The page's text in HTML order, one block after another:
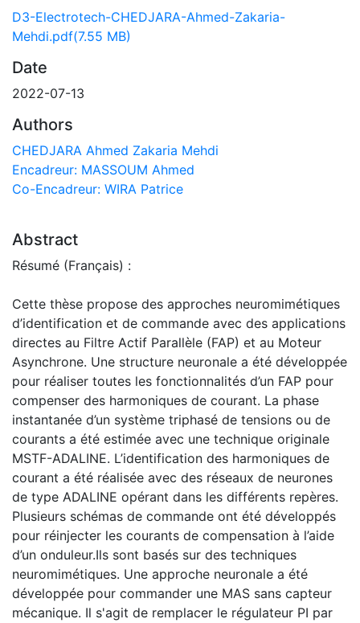
D3-Electrotech-CHEDJARA-Ahmed-Zakaria-
Mehdi.pdf(7.55 MB)
Date
2022-07-13
Authors
CHEDJARA Ahmed Zakaria Mehdi
Encadreur: MASSOUM Ahmed
Co-Encadreur: WIRA Patrice
Abstract
Résumé (Français) :
Cette thèse propose des approches neuromimétiques
d’identification et de commande avec des applications
directes au Filtre Actif Parallèle (FAP) et au Moteur
Asynchrone. Une structure neuronale a été développée
pour réaliser toutes les fonctionnalités d’un FAP pour
compenser des harmoniques de courant. La phase
instantanée d’un système triphasé de tensions ou de
courants a été estimée avec une technique originale
MSTF-ADALINE. L’identification des harmoniques de
courant a été réalisée avec des réseaux de neurones
de type ADALINE opérant dans les différents repères.
Plusieurs schémas de commande ont été développés
pour réinjecter les courants de compensation à l’aide
d’un onduleur.Ils sont basés sur des techniques
neuromimétiques. Une approche neuronale a été
développée pour commander une MAS sans capteur
mécanique. Il s'agit de remplacer le régulateur PI par